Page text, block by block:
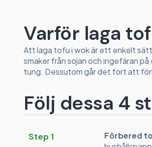
Varför laga
Att laga tofu i wok är ett enkelt
smaker från sojan och ingefäran
tung. Dessutom går det fort att
Följ dessa 4
Step 1 Förbered